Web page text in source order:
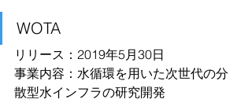
WOTA
リリース：2019年5月30日
事業内容：水循環を用いた次世代の分
散型水インフラの研究開発